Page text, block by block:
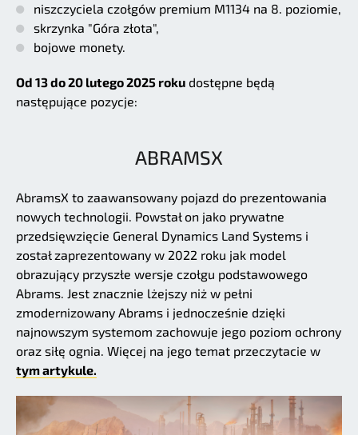
niszczyciela czołgów premium M1134 na 8. poziomie,
skrzynka "Góra złota",
bojowe monety.
Od 13 do 20 lutego 2025 roku dostępne będą
następujące pozycje:
ABRAMSX
AbramsX to zaawansowany pojazd do prezentowania
nowych technologii. Powstał on jako prywatne
przedsięwzięcie General Dynamics Land Systems i
został zaprezentowany w 2022 roku jak model
obrazujący przyszłe wersje czołgu podstawowego
Abrams. Jest znacznie lżejszy niż w pełni
zmodernizowany Abrams i jednocześnie dzięki
najnowszym systemom zachowuje jego poziom ochrony
oraz siłę ognia. Więcej na jego temat przeczytacie w
tym artykule.